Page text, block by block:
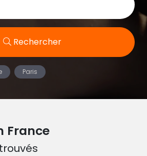
Rechercher
Paris
France